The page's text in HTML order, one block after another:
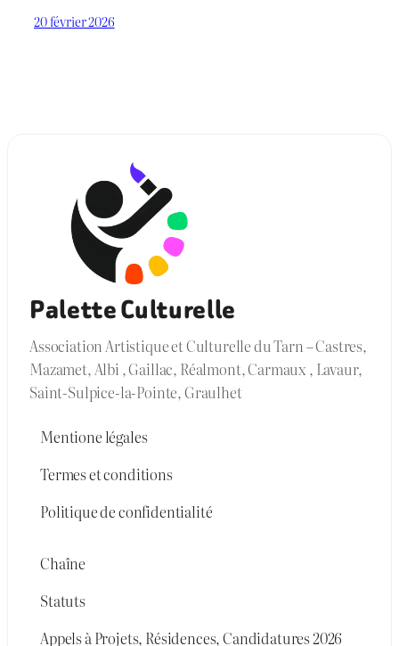
20 février 2026
Palette Culturelle
Association Artistique et Culturelle du Tarn – Castres,
Mazamet, Albi , Gaillac, Réalmont, Carmaux , Lavaur,
Saint-Sulpice-la-Pointe, Graulhet
Mentione légales
Termes et conditions
Politique de confidentialité
Chaîne
Statuts
Appels à Projets, Résidences, Candidatures 2026